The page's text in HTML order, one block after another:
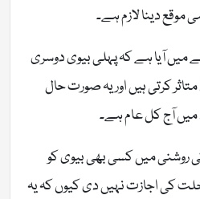
موقع دینا لازم ہے۔
میں آیا ہے کہ پہلی بیوی دوسری
کرتی ہیں اور یہ صورت حال
آج کل عام ہے۔
میں کسی بھی بیوی کو
کی اجازت نہیں دی کیوں کہ یہ